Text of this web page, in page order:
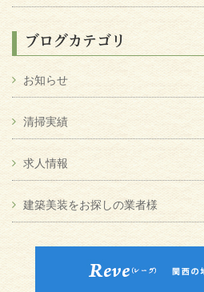
ブログカテゴリ
お知らせ
清掃実績
求人情報
建築美装をお探しの業者様